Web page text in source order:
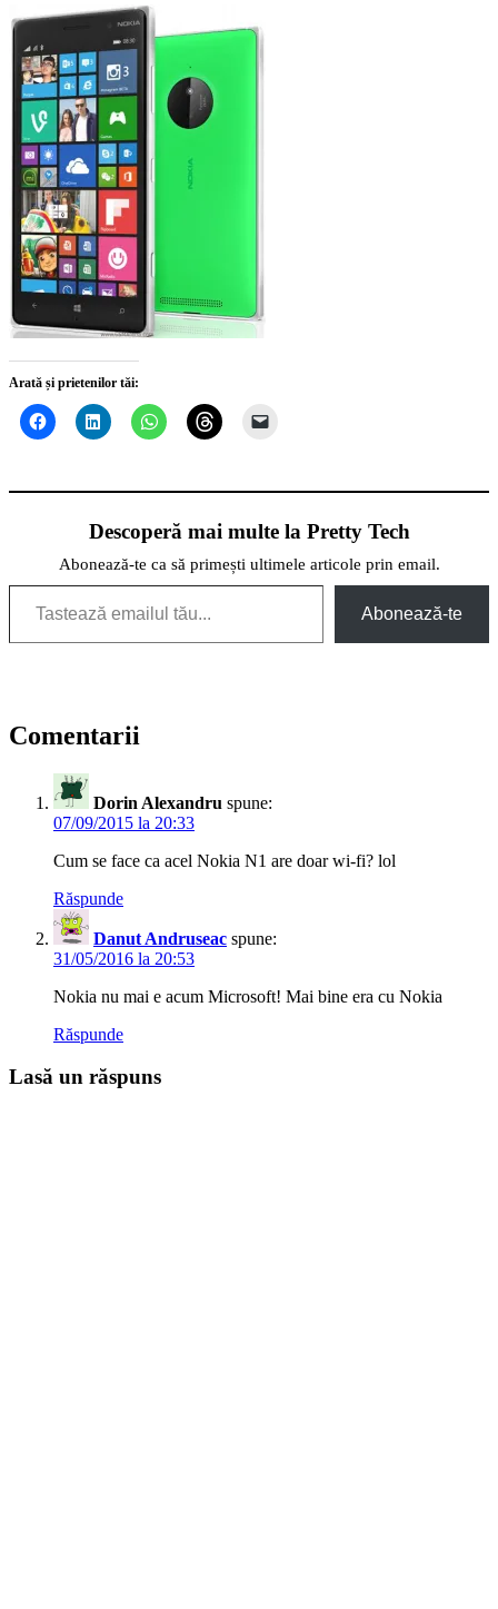
Arată și prietenilor tăi:
Descoperă mai multe la Pretty Tech
Abonează-te ca să primești ultimele articole prin email.
Tastează emailul tău...
Abonează-te
Comentarii
Dorin Alexandru spune:
07/09/2015 la 20:33
Cum se face ca acel Nokia N1 are doar wi-fi? lol
Răspunde
Danut Andruseac spune:
31/05/2016 la 20:53
Nokia nu mai e acum Microsoft! Mai bine era cu Nokia
Răspunde
Lasă un răspuns